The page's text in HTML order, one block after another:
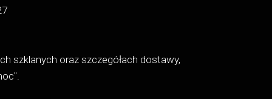
szklanych oraz szczegółach dostawy,